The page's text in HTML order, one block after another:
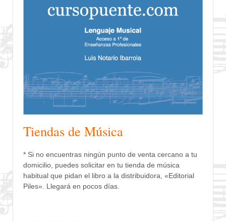
Tiendas de Música
* Si no encuentras ningún punto de venta cercano a tu
domicilio, puedes solicitar en tu tienda de música
habitual que pidan el libro a la distribuidora, «Editorial
Piles». Llegará en pocos días.